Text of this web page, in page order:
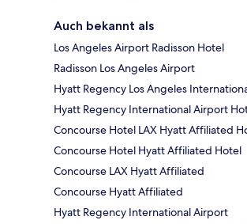
Auch bekannt als
Los Angeles Airport Radisson Hotel
Radisson Los Angeles Airport
Hyatt Regency Los Angeles
Hyatt Regency International Airport
Concourse Hotel LAX Hyatt Affiliated
Concourse Hotel Hyatt Affiliated Hotel
Concourse LAX Hyatt Affiliated
Concourse Hyatt Affiliated
Hyatt Regency International Airport